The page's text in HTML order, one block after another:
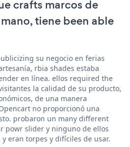
crafts marcos de
tiene been able
su negocio en ferias
rbia shades estaba
en línea. ellos required the
la calidad de su producto,
de una manera
no proporcionó una
probaron un many different
powr slider y ninguno de ellos
eran torpes y difíciles de usar.